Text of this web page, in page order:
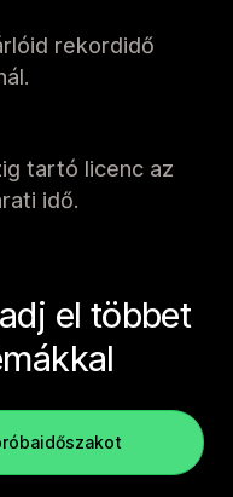
rekordidő
tartó licenc az
idő.
el többet